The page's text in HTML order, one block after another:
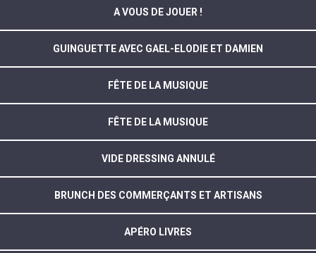
A VOUS DE JOUER !
GUINGUETTE AVEC GAEL-ELODIE ET DAMIEN
FÊTE DE LA MUSIQUE
FÊTE DE LA MUSIQUE
VIDE DRESSING ANNULÉ
BRUNCH DES COMMERÇANTS ET ARTISANS
APÉRO LIVRES